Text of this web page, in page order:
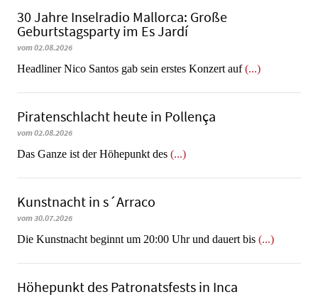
30 Jahre Inselradio Mallorca: Große
Geburtstagsparty im Es Jardí
vom 02.08.2026
Headliner Nico Santos gab sein erstes Konzert auf(...)
Piratenschlacht heute in Po­llen­ça
vom 02.08.2026
​​​​​​​Das Ganze ist der Höhepunkt des (...)
Kunstnacht in s´Arraco
vom 30.07.2026
Die Kunstnacht beginnt um 20:00 Uhr und dauert bis (...)
Höhepunkt des Patronatsfests in Inca